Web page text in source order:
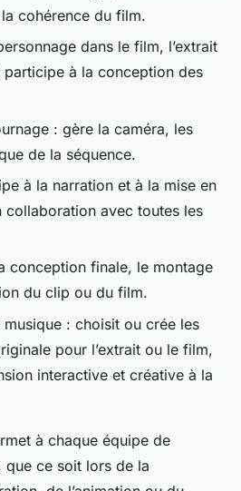
cohérence du film.
dans le film, l’extrait
participe à la conception des
: gère la caméra, les
de la séquence.
à la narration et à la mise en
collaboration avec toutes les
conception finale, le montage
du clip ou du film.
musique : choisit ou crée les
pour l’extrait ou le film,
interactive et créative à la
à chaque équipe de
ce soit lors de la